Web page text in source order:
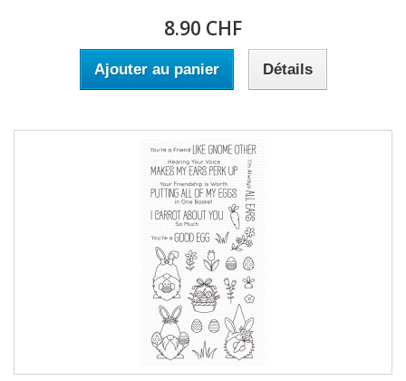
8.90 CHF
Ajouter au panier Détails